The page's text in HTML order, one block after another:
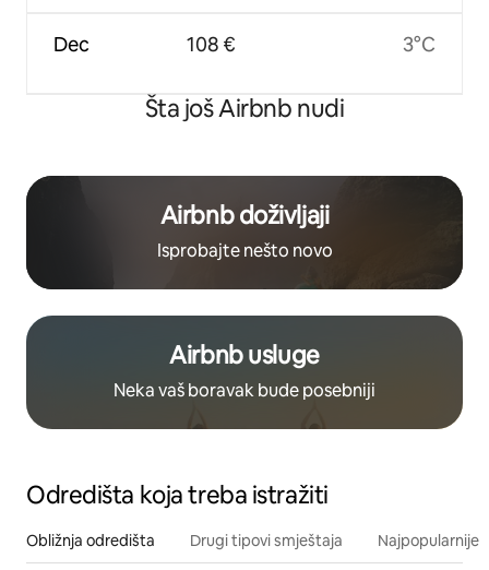
Dec 108 € 3°C
Šta još Airbnb nudi
Airbnb doživljaji
Isprobajte nešto novo
Airbnb usluge
Neka vaš boravak bude posebniji
Odredišta koja treba istražiti
Obližnja odredišta Drugi tipovi smještaja Najpopularnije